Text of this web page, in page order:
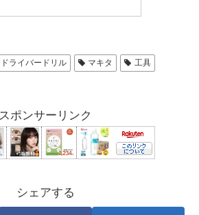
ドライバードリル マキタ 工具
スポンサーリンク
シェアする